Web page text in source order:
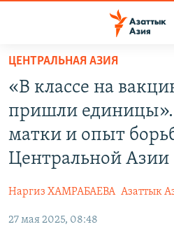
Вернуться
основному
содержанию
Вернутся
главной
Вернутся
ВОЙНА В УКРАИНЕ
НА ДРУГИХ ЯЗЫКАХ
КЫРГЫЗЧА
ЎЗБЕКЧА
ПОДПИШИТЕСЬ НА НАС В СОЦСЕТЯХ
ЦЕНТРАЛЬНАЯ АЗИЯ
«В классе на
пришли
матки и опыт
Центральной Азии
Наргиз ХАМРАБАЕВА Азаттык
27 мая 2025, 08:48